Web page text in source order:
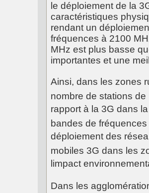
le déploiement de la
caractéristiques
rendant un
fréquences à 2100
MHz est plus basse
importantes et une
Ainsi, dans les zones
nombre de stations
rapport à la 3G dans
bandes de
déploiement des
mobiles 3G dans les
limpact
Dans les